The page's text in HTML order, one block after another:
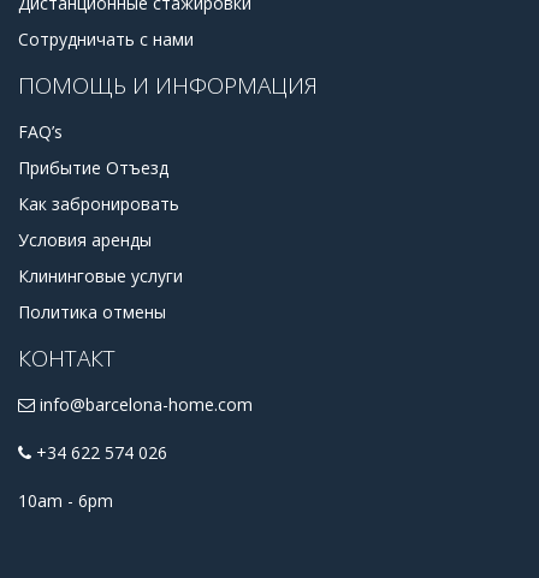
Сотрудничать с нами
ПОМОЩЬ И ИНФОРМАЦИЯ
FAQ’s
Прибытие Отъезд
Как забронировать
Условия аренды
Клининговые услуги
Политика отмены
КОНТАКТ
info@barcelona-home.com
+34 622 574 026
10am - 6pm